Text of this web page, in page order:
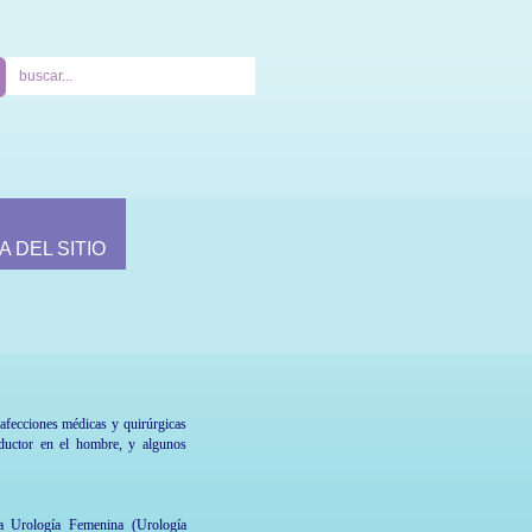
DEL SITIO
médicas y quirúrgicas
en el hombre, y algunos
Urología Femenina (Urología